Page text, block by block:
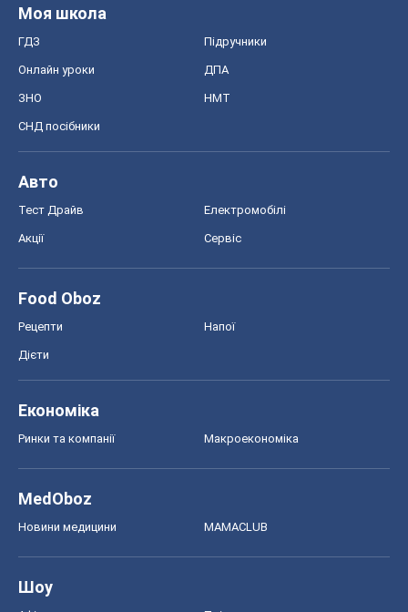
Моя школа
ГДЗ Підручники
Онлайн уроки ДПА
ЗНО НМТ
СНД посібники
Авто
Тест Драйв Електромобілі
Акції Сервіс
Food Oboz
Рецепти Напої
Дієти
Економіка
Ринки та компанії Макроекономіка
MedOboz
Новини медицини MAMACLUB
Шоу